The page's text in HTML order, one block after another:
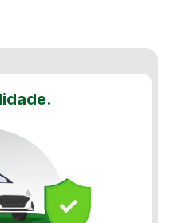
de altura
no volante